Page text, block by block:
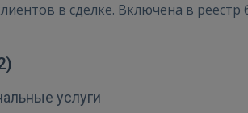
Забыли
в сделке. Включена в
)
услуги